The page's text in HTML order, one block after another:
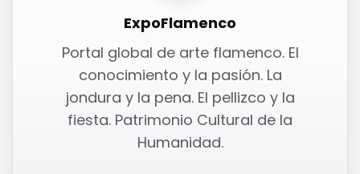
ExpoFlamenco
Portal global de arte flamenco. El
conocimiento y la pasión. La
jondura y la pena. El pellizco y la
fiesta. Patrimonio Cultural de la
Humanidad.